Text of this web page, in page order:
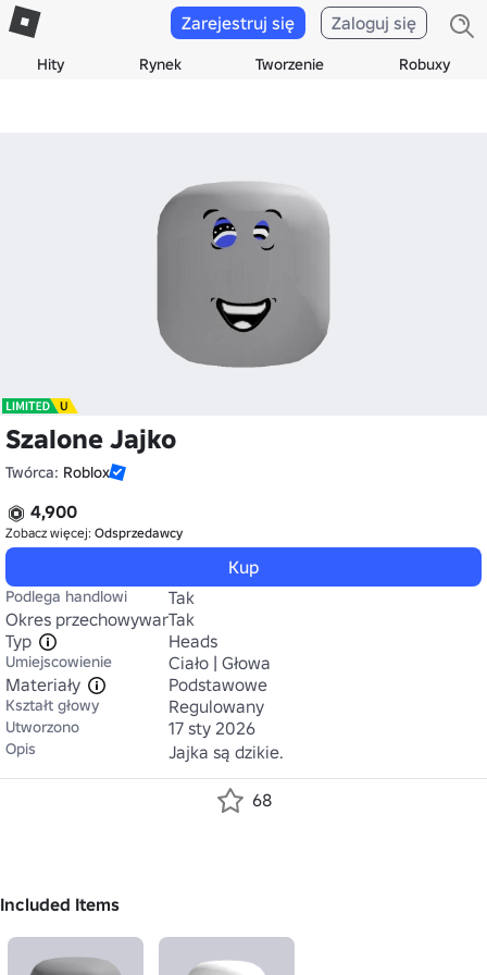
Hity Rynek Tworzenie Robuxy
Zarejestruj się Zaloguj się
Szalone Jajko
Twórca: Roblox
4,900
Zobacz więcej: Odsprzedawcy
Kup
Podlega handlowi
Tak
Okres przechowywania
Tak
Typ
Heads
Umiejscowienie
Ciało | Głowa
Materiały
Podstawowe
Kształt głowy Regulowany
Utworzono 17 sty 2026
Opis Jajka są dzikie.
68
Included Items